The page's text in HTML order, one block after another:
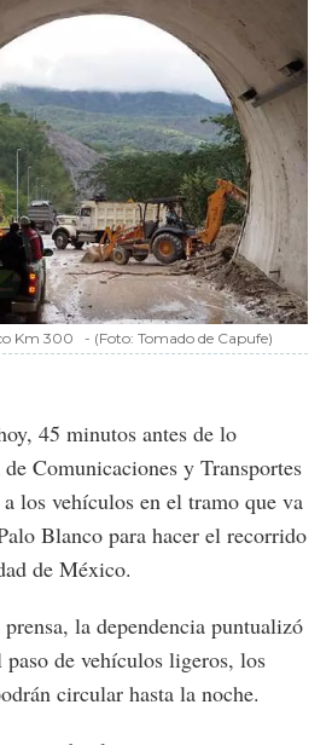
Km 300 - (Foto: Tomado de Capufe)
45 minutos antes de lo
Comunicaciones y Transportes
los vehículos en el tramo que va
Blanco para hacer el recorrido
de México.
la dependencia puntualizó
de vehículos ligeros, los
circular hasta la noche.